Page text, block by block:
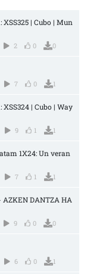
| Cubo | Mun
2 0 0
7 0 1
| Cubo | Way
9 1 1
1X24: Un veran
7 1 1
DANTZA HA
9 0 0
6 0 1